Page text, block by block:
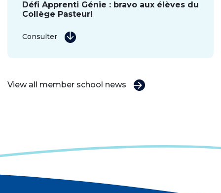
View all member school news
Défi Apprenti Génie : bravo aux élèves du
Collège Pasteur!
Consulter